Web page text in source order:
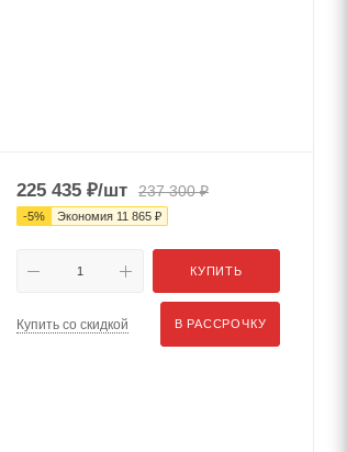
225 435 ₽/шт 237 300₽
-5% Экономия 11 865 ₽
КУПИТЬ
Купить со скидкой В РАССРОЧКУ